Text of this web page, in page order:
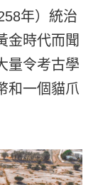
年）統治
金時代而聞
量令考古學
和一個貓爪